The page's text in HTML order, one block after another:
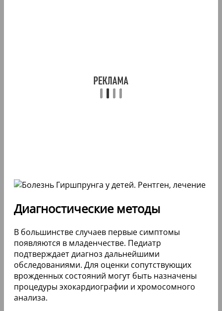
Диагностические методы
В большинстве случаев первые симптомы
появляются в младенчестве. Педиатр
подтверждает диагноз дальнейшими
обследованиями. Для оценки сопутствующих
врожденных состояний могут быть назначены
процедуры эхокардиографии и хромосомного
анализа.